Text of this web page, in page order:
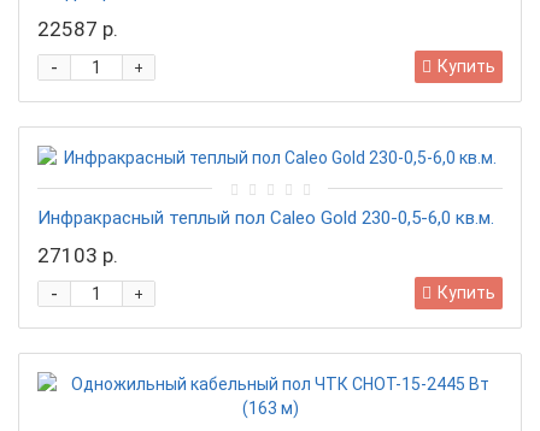
22587 р.
+
- Купить
Инфракрасный теплый пол Caleo Gold 230-0,5-6,0 кв.м.
27103 р.
+
- Купить